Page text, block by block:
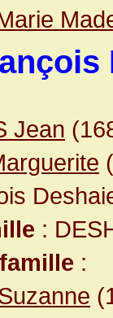
Jean
:
: